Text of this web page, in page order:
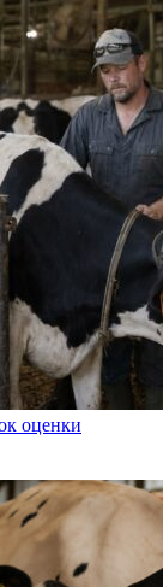
оценки